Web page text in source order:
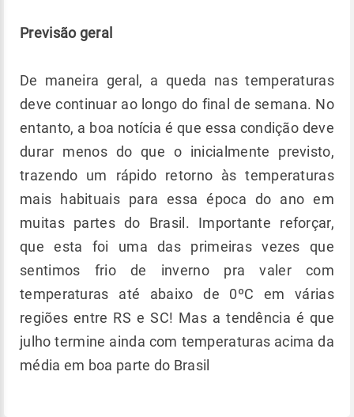
Previsão geral
De maneira geral, a queda nas temperaturas
deve continuar ao longo do final de semana. No
entanto, a boa notícia é que essa condição deve
durar menos do que o inicialmente previsto,
trazendo um rápido retorno às temperaturas
mais habituais para essa época do ano em
muitas partes do Brasil. Importante reforçar,
que esta foi uma das primeiras vezes que
sentimos frio de inverno pra valer com
temperaturas até abaixo de 0ºC em várias
regiões entre RS e SC! Mas a tendência é que
julho termine ainda com temperaturas acima da
média em boa parte do Brasil